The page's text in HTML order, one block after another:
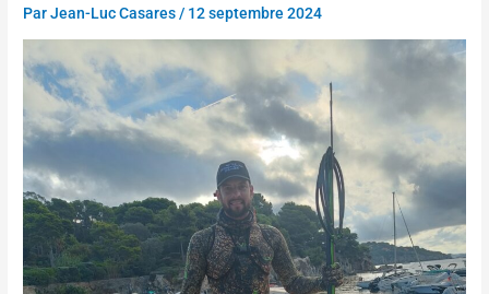
ParJean-Luc Casares/ 12 septembre 2024